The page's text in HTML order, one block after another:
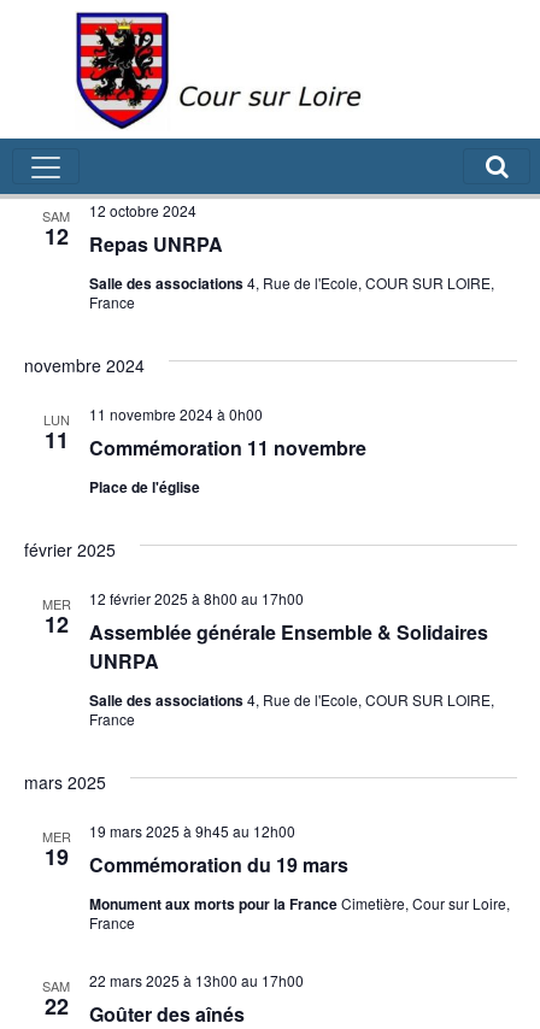
Évènements
et
vues
de
12/10/2024 - 10/08/2026
Sélectionnez
une
date.
octobre 2024
SAM
12 Repas UNRPA
12 octobre 2024
Salle des associations4, Rue de l'Ecole, COUR SUR LOIRE,
France
novembre 2024
LUN
11 Commémoration 11 novembre
11 novembre 2024 à 0h00
Place de l'église
février 2025
MER
12
Assemblée générale Ensemble & Solidaires
UNRPA
12 février 2025 à 8h00 au 17h00
Salle des associations4, Rue de l'Ecole, COUR SUR LOIRE,
France
mars 2025
MER
19 Commémoration du 19 mars
19 mars 2025 à 9h45 au 12h00
Monument aux morts pour la FranceCimetière, Cour sur Loire,
France
SAM
22 Goûter des aînés
22 mars 2025 à 13h00 au 17h00